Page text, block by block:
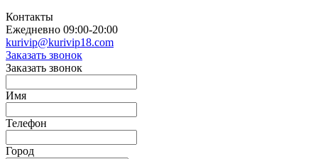
Контакты
Ежедневно 09:00-20:00
kurivip@kurivip18.com
Заказать звонок
Заказать звонок
Имя
Телефон
Город